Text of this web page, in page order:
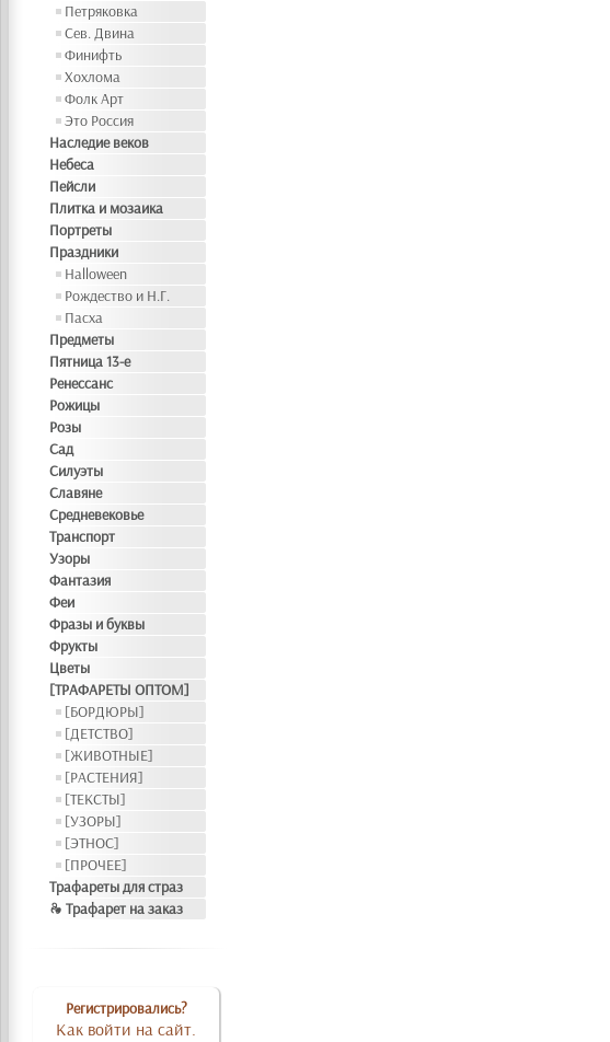
Петряковка
Сев. Двина
Финифть
Хохлома
Фолк Арт
Это Россия
Наследие веков
Небеса
Пейсли
Плитка и мозаика
Портреты
Праздники
Halloween
Рождество и Н.Г.
Пасха
Предметы
Пятница 13-е
Ренессанс
Рожицы
Розы
Сад
Силуэты
Славяне
Средневековье
Транспорт
Узоры
Фантазия
Феи
Фразы и буквы
Фрукты
Цветы
[ТРАФАРЕТЫ ОПТОМ]
[БОРДЮРЫ]
[ДЕТСТВО]
[ЖИВОТНЫЕ]
[РАСТЕНИЯ]
[ТЕКСТЫ]
[УЗОРЫ]
[ЭТНОС]
[ПРОЧЕЕ]
Трафареты для страз
❧ Трафарет на заказ
Регистрировались?
Как войти на сайт.